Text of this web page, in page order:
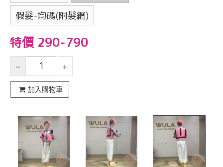
假髮-均碼(附髮網)
特價 290-790
加入購物車